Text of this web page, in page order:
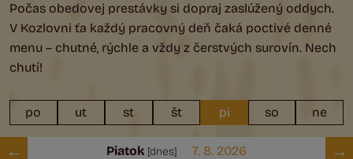
Počas obedovej prestávky si dopraj zaslúžený oddych.
V Kozlovni ťa každý pracovný deň čaká poctivé denné
menu – chutné, rýchle a vždy z čerstvých surovín. Nech
chutí!
po ut st št pi so ne
Piatok [dnes] 7. 8. 2026